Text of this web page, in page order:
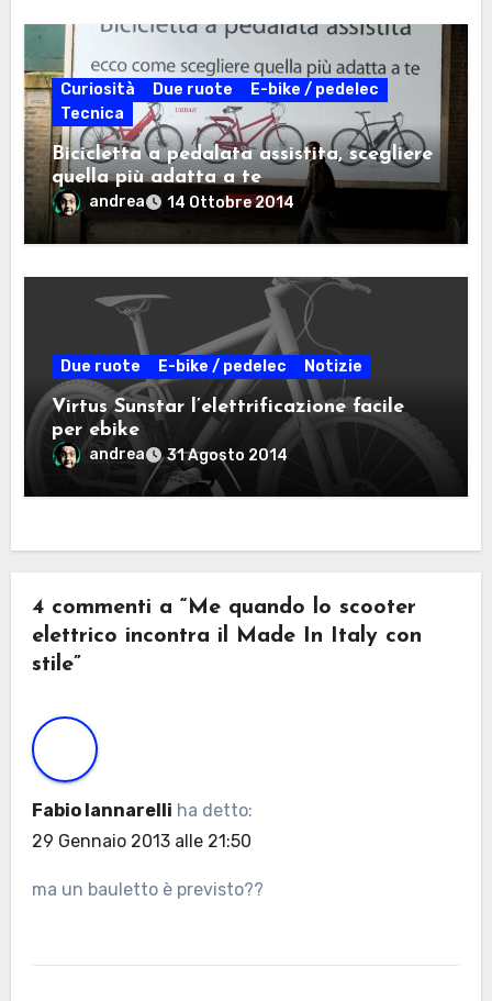
Curiosità Due ruote
E-bike / pedelec
Tecnica
Bicicletta a pedalata assistita, scegliere
quella più adatta a te
andrea 14 Ottobre 2014
Due ruote E-bike / pedelec Notizie
Virtus Sunstar l’elettrificazione facile
per ebike
andrea 31 Agosto 2014
4 commenti a “Me quando lo scooter
elettrico incontra il Made In Italy con
stile”
Fabio Iannarelli ha detto:
29 Gennaio 2013 alle 21:50
ma un bauletto è previsto??